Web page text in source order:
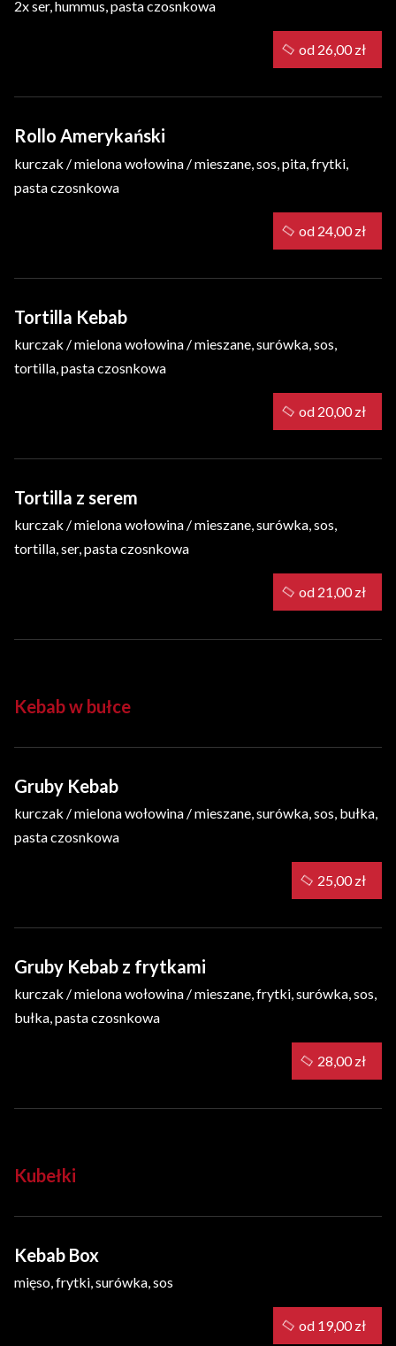
2x ser, hummus, pasta czosnkowa
Rollo Amerykański
kurczak / mielona wołowina / mieszane, sos, pita, frytki,
pasta czosnkowa
Tortilla Kebab
kurczak / mielona wołowina / mieszane, surówka, sos,
tortilla, pasta czosnkowa
Tortilla z serem
kurczak / mielona wołowina / mieszane, surówka, sos,
tortilla, ser, pasta czosnkowa
Kebab w bułce
Gruby Kebab
kurczak / mielona wołowina / mieszane, surówka, sos, bułka,
pasta czosnkowa
Gruby Kebab z frytkami
kurczak / mielona wołowina / mieszane, frytki, surówka, sos,
bułka, pasta czosnkowa
Kubełki
Kebab Box
mięso, frytki, surówka, sos